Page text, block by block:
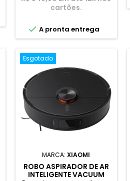
cartões.
 A pronta entrega
Esgotado
MARCA:XIAOMI
ROBO ASPIRADOR DE AR
INTELIGENTE VACUUM